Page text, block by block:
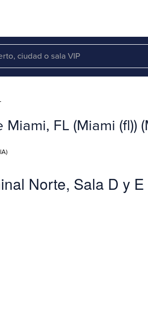
FL (Miami (fl))
Norte, Sala D y E